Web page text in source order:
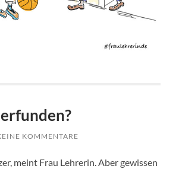
KOMMENTARE
meint Frau Lehrerin. Aber gewissen